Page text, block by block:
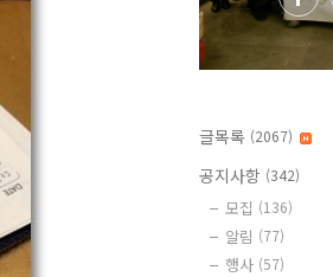
글목록 (2067)
공지사항 (342)
모집 (136)
알림 (77)
행사 (57)